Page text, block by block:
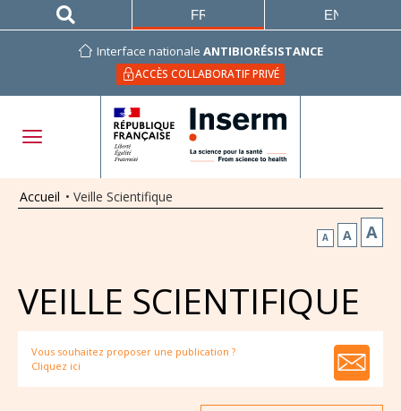
Interface nationale ANTIBIORÉSISTANCE
ACCÈS COLLABORATIF PRIVÉ
FRANÇAIS ENGLISH
Accueil • Veille Scientifique
A A A
VEILLE SCIENTIFIQUE
Vous souhaitez proposer une publication ?
Cliquez ici